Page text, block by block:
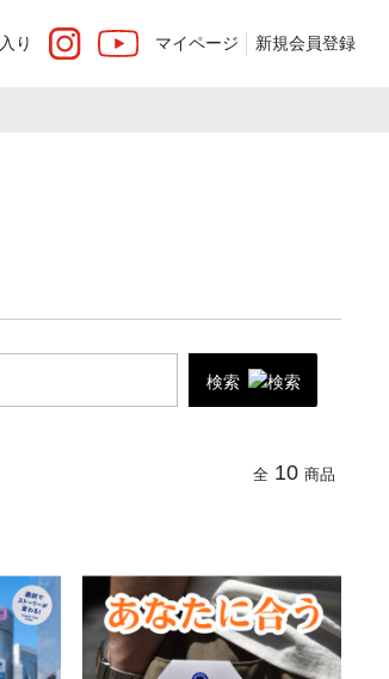
番アイテム!
り マイページ 新規会員登録
検索
全 10 商品